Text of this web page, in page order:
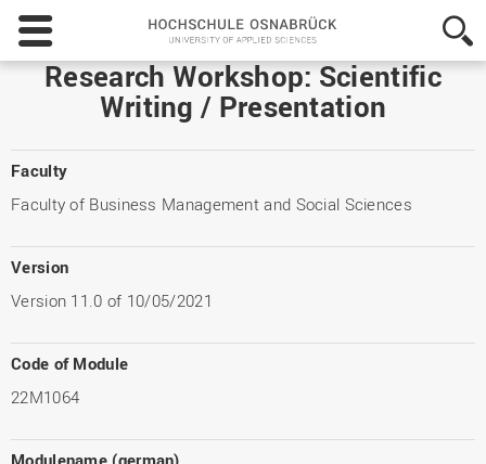
Hochschule
Osnabrück
-
University
of
Sciences
Research Workshop: Scientific
Writing / Presentation
Faculty
Faculty of Business Management and Social Sciences
Version
Version 11.0 of 10/05/2021
Code of Module
22M1064
Modulename (german)